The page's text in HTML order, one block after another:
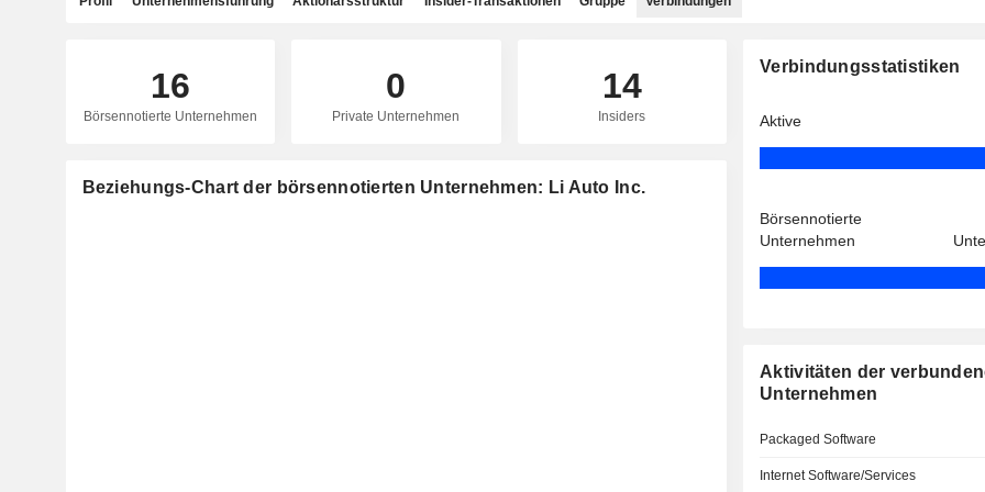
16
Börsennotierte Unternehmen
0
Private Unternehmen
14
Insiders
Beziehungs-Chart der börsennotierten Unternehmen: Li Auto Inc.
Verbindungsstatistiken
Aktive
Börsennotierte
Unternehmen
Aktivitäten der
Unternehmen
Packaged Software
Internet Software/Services